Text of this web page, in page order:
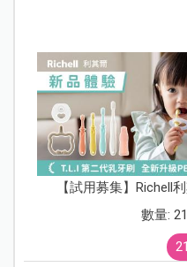
【試用募集】Richell
數量: